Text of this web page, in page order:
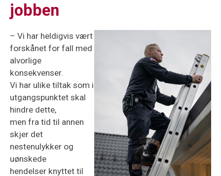
jobben
– Vi har heldigvis vært
forskånet for fall med
alvorlige
konsekvenser.
Vi har ulike tiltak som i
utgangspunktet skal
hindre dette,
men fra tid til annen
skjer det
nestenulykker og
uønskede
hendelser knyttet til